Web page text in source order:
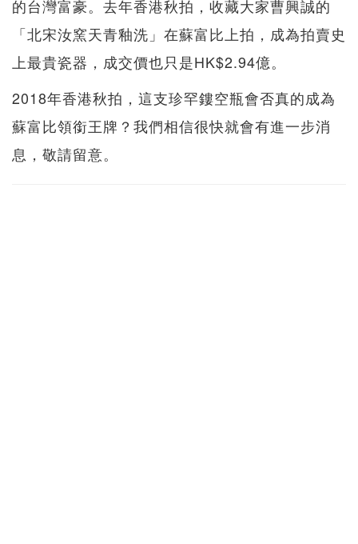
的台灣富豪。去年香港秋拍，收藏大家曹興誠的
「北宋汝窯天青釉洗」在蘇富比上拍，成為拍賣史
上最貴瓷器，成交價也只是HK$2.94億。
2018年香港秋拍，這支珍罕鏤空瓶會否真的成為
蘇富比領銜王牌？我們相信很快就會有進一步消
息，敬請留意。